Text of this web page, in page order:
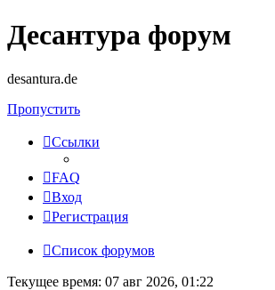
Десантура форум
desantura.de
Пропустить
Ссылки
FAQ
Вход
Регистрация
Список форумов
Текущее время: 07 авг 2026, 01:22